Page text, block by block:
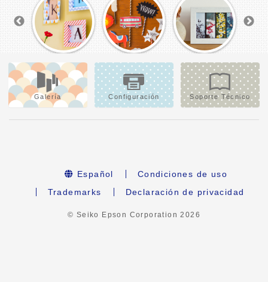
Galería Configuración Soporte Técnico
Español
Condiciones de uso
Trademarks
Declaración de privacidad
© Seiko Epson Corporation2026